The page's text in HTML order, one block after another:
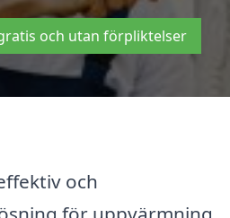
och utan förpliktelser
och